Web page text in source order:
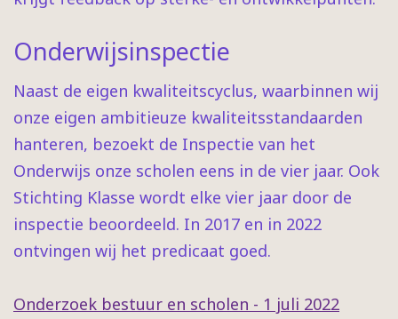
Onderwijsinspectie
Naast de eigen kwaliteitscyclus, waarbinnen wij
onze eigen ambitieuze kwaliteitsstandaarden
hanteren, bezoekt de Inspectie van het
Onderwijs onze scholen eens in de vier jaar. Ook
Stichting Klasse wordt elke vier jaar door de
inspectie beoordeeld. In 2017 en in 2022
ontvingen wij het predicaat goed.
Onderzoek bestuur en scholen - 1 juli 2022